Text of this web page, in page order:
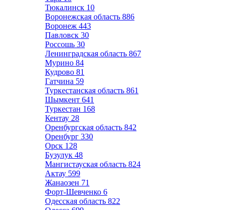
Тюкалинск 10
Воронежская область 886
Воронеж 443
Павловск 30
Россошь 30
Ленинградская область 867
Мурино 84
Кудрово 81
Гатчина 59
Туркестанская область 861
Шымкент 641
Туркестан 168
Кентау 28
Оренбургская область 842
Оренбург 330
Орск 128
Бузулук 48
Мангистауская область 824
Актау 599
Жанаозен 71
Форт-Шевченко 6
Одесская область 822